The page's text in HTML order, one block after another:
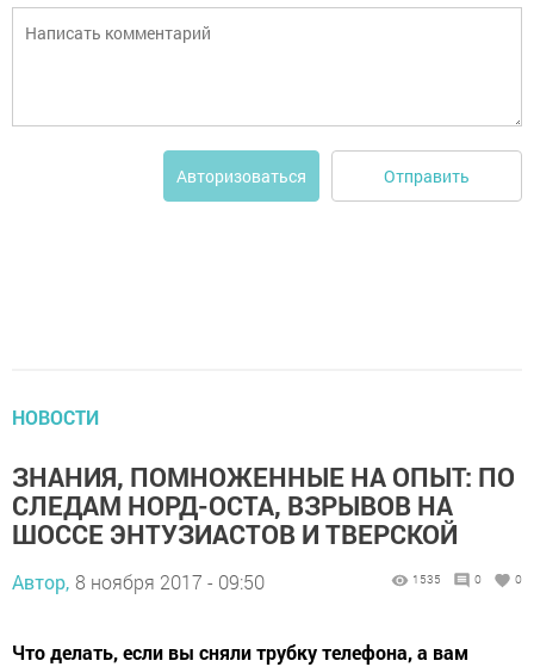
Авторизоваться Отправить
НОВОСТИ
ЗНАНИЯ, ПОМНОЖЕННЫЕ НА ОПЫТ: ПО
СЛЕДАМ НОРД-ОСТА, ВЗРЫВОВ НА
ШОССЕ ЭНТУЗИАСТОВ И ТВЕРСКОЙ
Автор, 8 ноября 2017 - 09:50 1535 0 0
Что делать, если вы сняли трубку телефона, а вам